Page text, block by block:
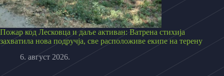
Пожар код Лесковца и даље активан: Ватрена стихија
захватила нова подручја, све расположиве екипе на терену
6. август 2026.